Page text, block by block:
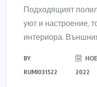
Подходящият
уют и настроение,
интериора.
BY
RUMI031522
2022